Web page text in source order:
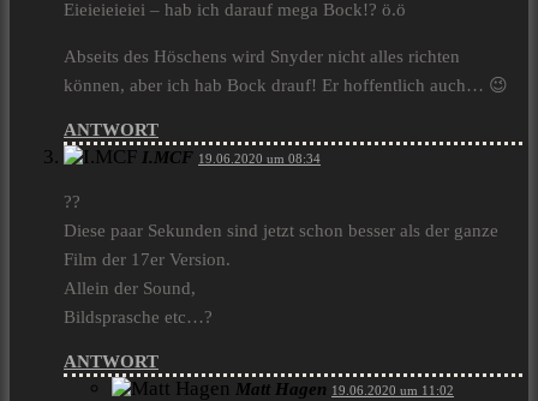
Eieieieieiei – hab ich darauf mega Bock!? ö.ö
Abseits des Höschens wird Snyder nicht alles richten
können, aber ich hab Bock drauf! Er hoffentlich auch… 😉
ANTWORT
I.MCF 19.06.2020 um 08:34
??
Diese paar Sekunden sind jetzt schon besser als der ganze
Film der 17er Version.
Allein der Sound,
Bildsprasche etc…?
ANTWORT
Matt Hagen 19.06.2020 um 11:02